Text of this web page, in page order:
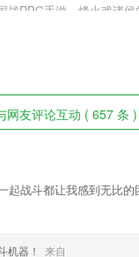
RPG手游，烽火戏诸
火连天不休，纷纷扰扰
成测试查看学习报告,让
温美好时光~
网友评论互动 ( 657 条 )
战斗都让我感到无比的
机器！
来自